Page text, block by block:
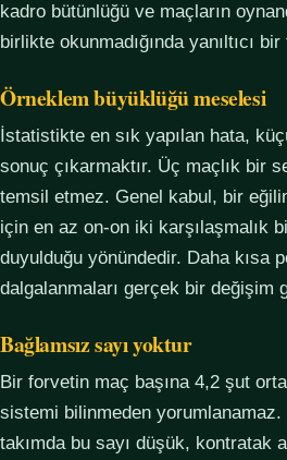
kadro bütünlüğü ve maçların
birlikte okunmadığında yanıltıcı
Örneklem büyüklüğü meselesi
İstatistikte en sık yapılan hata,
sonuç çıkarmaktır. Üç maçlık bir
temsil etmez. Genel kabul, bir
için en az on-on iki karşılaşmalık
duyulduğu yönündedir. Daha kısa
dalgalanmaları gerçek bir değişim
Bağlamsız sayı yoktur
Bir forvetin maç başına 4,2 şut
sistemi bilinmeden
takımda bu sayı düşük, kontratak